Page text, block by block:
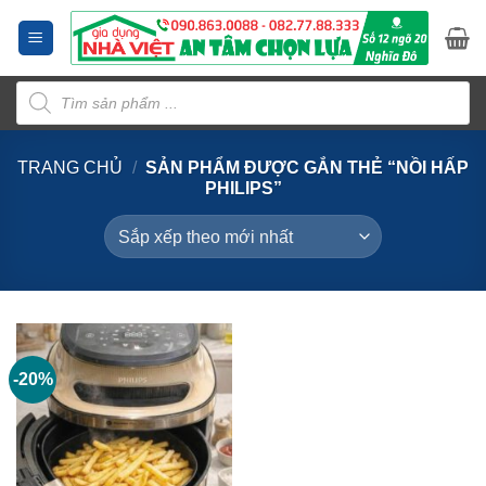
dung
Tìm
kiếm
sản
phẩm
TRANG CHỦ / SẢN PHẨM ĐƯỢC GẮN THẺ “NỒI HẤP
PHILIPS”
-20%